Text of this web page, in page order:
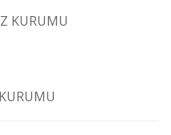
KURUMU